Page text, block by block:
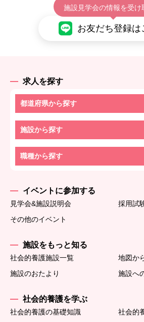
施設見学会の情報を受け
お友だち登録は
求人を探す
都道府県から探す
施設から探す
職種から探す
イベントに参加する
見学会&施設説明会
採用試
その他のイベント
施設をもっと知る
社会的養護施設一覧
地図か
施設のおたより
施設へ
社会的養護を学ぶ
社会的養護の基礎知識
社会的